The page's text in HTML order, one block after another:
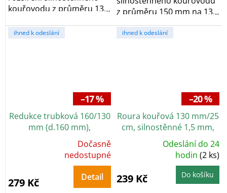
kouřovodu z průměru 130
z průměru 150 mm na 130
mm. Délka 16...
ihned k odeslání
–17 %
Redukce trubková 160/130
mm (d.160 mm),
silnostěnné 1,5 mm, černá
z
5
Dočasně
nedostupné
279 Kč Detail
ihned k odeslání
–20 %
Roura kouřová 130 mm/25
cm, silnostěnné 1,5 mm,
černá
5,0
z
5
Odeslání do 24
hodin(2 ks)
239 Kč Do košíku